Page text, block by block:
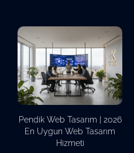
Pendik Web Tasarım | 2026
En Uygun Web Tasarım
Hizmeti